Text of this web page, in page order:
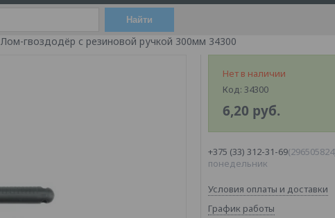
Найти
Лом-гвоздодёр с резиновой ручкой 300мм 34300
Нет в наличии
Код: 34300
6,20 руб.
+375 (33) 312-31-69 296505824
понедельник
Условия оплаты и доставки
График работы